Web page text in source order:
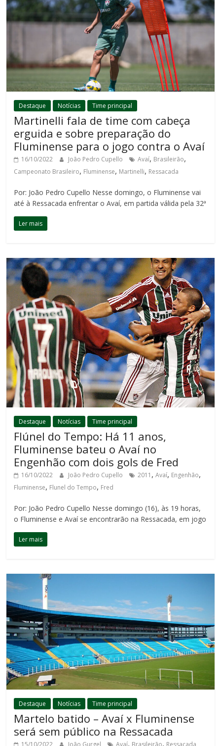
Destaque Notícias Time principal
Martinelli fala de time com cabeça
erguida e sobre preparação do
Fluminense para o jogo contra o Avaí
16/10/2022 João Pedro Cupello Avaí, Brasileirão,
Campeonato Brasileiro, Fluminense, Martinelli, Ressacada
Por: João Pedro Cupello Nesse domingo, o Fluminense vai
até à Ressacada enfrentar o Avaí, em partida válida pela 32ª
Ler mais
Destaque Notícias Time principal
Flúnel do Tempo: Há 11 anos,
Fluminense bateu o Avaí no
Engenhão com dois gols de Fred
16/10/2022 João Pedro Cupello 2011 ,Avaí, Engenhão,
Fluminense, Flunel do Tempo, Fred
Por: João Pedro Cupello Nesse domingo (16), às 19 horas,
o Fluminense e Avaí se encontrarão na Ressacada, em jogo
Ler mais
Destaque Notícias Time principal
Martelo batido – Avaí x Fluminense
será sem público na Ressacada
15/10/2022 João Gurgel Avaí, Brasileirão, Ressacada